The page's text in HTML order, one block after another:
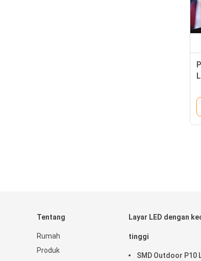
Tentang
Rumah
Produk
Layar LED dengan
tinggi
SMD Outdoor P10